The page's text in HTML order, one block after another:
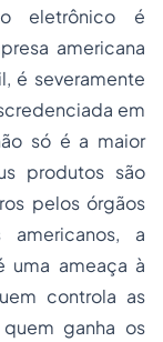
eletrônico é
americana
é severamente
em
só é a maior
produtos são
pelos órgãos
americanos, a
uma ameaça à
controla as
ganha os